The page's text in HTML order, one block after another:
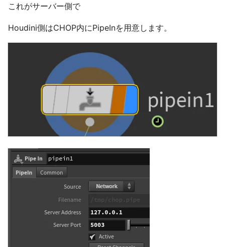
これがサーバー側で
Houdini側はCHOP内にPipeInを用意します。